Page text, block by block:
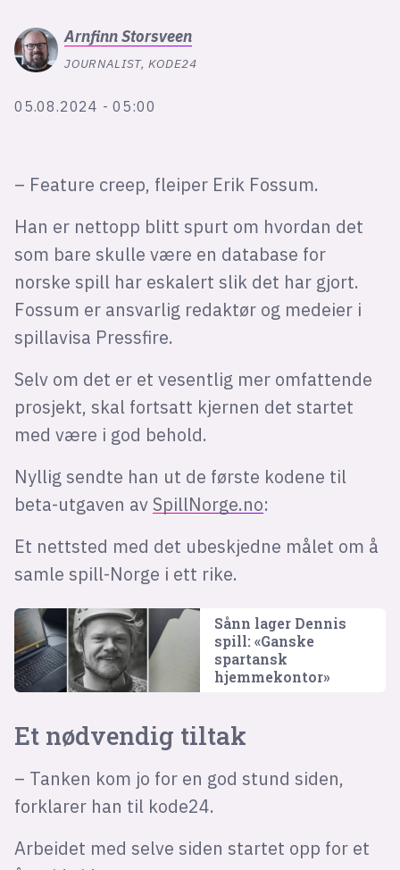
ArnfinnStorsveen
JOURNALIST, KODE24
05.08.2024 - 05:00
– Feature creep, fleiper Erik Fossum.
Han er nettopp blitt spurt om hvordan det
som bare skulle være en database for
norske spill har eskalert slik det har gjort.
Fossum er ansvarlig redaktør og medeier i
spillavisa Pressfire.
Selv om det er et vesentlig mer omfattende
prosjekt, skal fortsatt kjernen det startet
med være i god behold.
Nyllig sendte han ut de første kodene til
beta-utgaven av SpillNorge.no:
Et nettsted med det ubeskjedne målet om å
samle spill-Norge i ett rike.
Sånn lager Dennis
spill: «Ganske
spartansk
hjemmekontor»
Et nødvendig tiltak
– Tanken kom jo for en god stund siden,
forklarer han til kode24.
Arbeidet med selve siden startet opp for et
Bli firmapartner